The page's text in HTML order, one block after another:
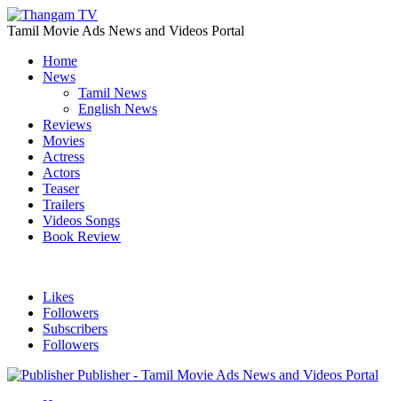
Tamil Movie Ads News and Videos Portal
Home
News
Tamil News
English News
Reviews
Movies
Actress
Actors
Teaser
Trailers
Videos Songs
Book Review
Likes
Followers
Subscribers
Followers
Publisher - Tamil Movie Ads News and Videos Portal